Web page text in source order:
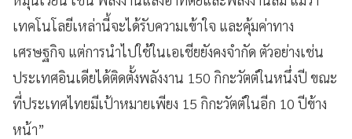
เทคโนโลยีเหล่านี้จะได้รับความเข้าใจ และคุ้มค่าทาง
เศรษฐกิจ แต่การนำไปใช้ในเอเชียยังคงจำกัด ตัวอย่างเช่น
ประเทศอินเดียได้ติดตั้งพลังงาน 150 กิกะวัตต์ในหนึ่งปี ขณะ
ที่ประเทศไทยมีเป้าหมายเพียง 15 กิกะวัตต์ในอีก 10 ปีข้าง
หน้า”